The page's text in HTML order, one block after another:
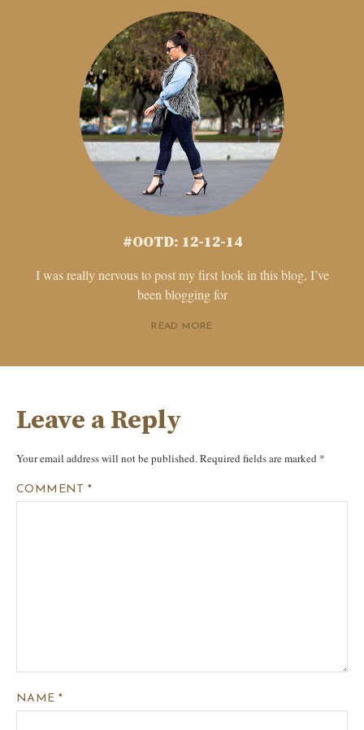
#OOTD: 12-12-14
I was really nervous to post my first look in this blog, I’ve
been blogging for
READ MORE
Leave a Reply
Your email address will not be published.Required fields are marked *
COMMENT*
NAME *